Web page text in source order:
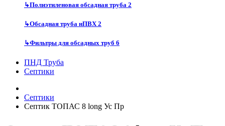
↳Полиэтиленовая обсадная труба 2
↳Обсадная труба нПВХ 2
↳Фильтры для обсадных труб 6
ПНД Труба
Септики
Септики
Септик ТОПАС 8 long Ус Пр